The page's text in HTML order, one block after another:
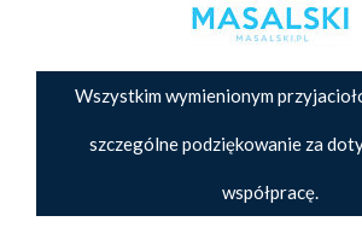
Wszystkim wymienionym
szczególne podziękowanie za
współpracę.